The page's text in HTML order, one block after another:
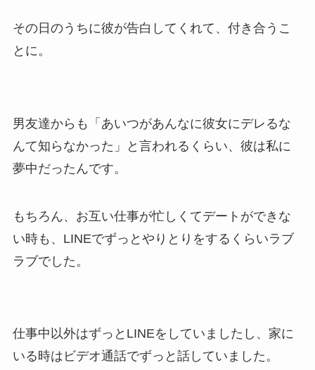
その日のうちに彼が告白してくれて、付き合うこ
とに。
男友達からも「あいつがあんなに彼女にデレるな
んて知らなかった」と言われるくらい、彼は私に
夢中だったんです。
もちろん、お互い仕事が忙しくてデートができな
い時も、LINEでずっとやりとりをするくらいラブ
ラブでした。
仕事中以外はずっとLINEをしていましたし、家に
いる時はビデオ通話でずっと話していました。